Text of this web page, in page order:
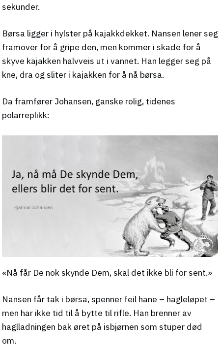
sekunder.
Børsa ligger i hylster på kajakkdekket. Nansen lener seg
framover for å gripe den, men kommer i skade for å
skyve kajakken halvveis ut i vannet. Han legger seg på
kne, dra og sliter i kajakken for å nå børsa.
Da framfører Johansen, ganske rolig, tidenes
polarreplikk:
«Nå får De nok skynde Dem, skal det ikke bli for sent.»
Nansen får tak i børsa, spenner feil hane – hagleløpet –
men har ikke tid til å bytte til rifle. Han brenner av
haglladningen bak øret på isbjørnen som stuper død
om.